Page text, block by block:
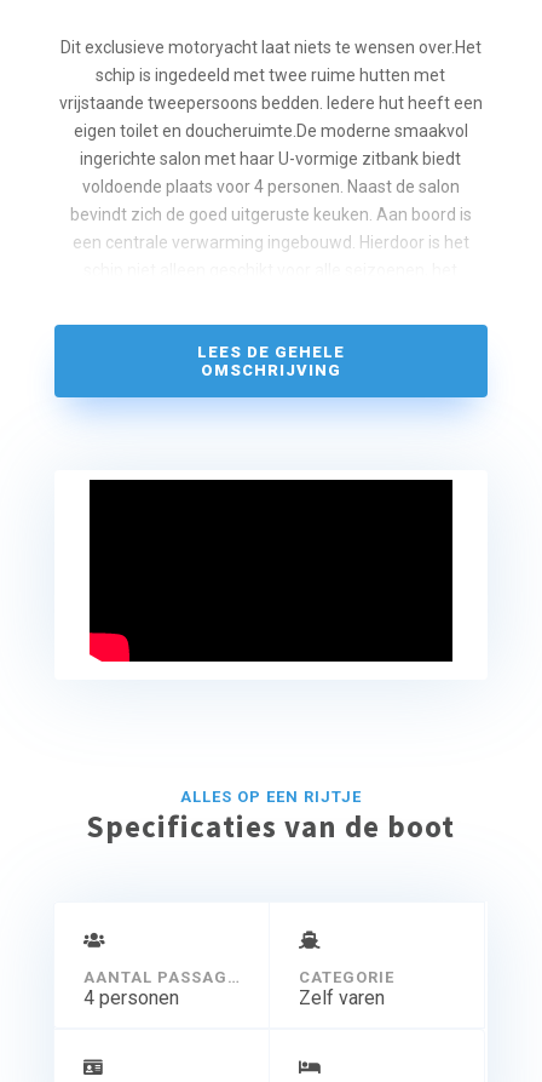
Dit exclusieve motoryacht laat niets te wensen over.Het
schip is ingedeeld met twee ruime hutten met
vrijstaande tweepersoons bedden. Iedere hut heeft een
eigen toilet en doucheruimte.De moderne smaakvol
ingerichte salon met haar U-vormige zitbank biedt
voldoende plaats voor 4 personen. Naast de salon
bevindt zich de goed uitgeruste keuken. Aan boord is
een centrale verwarming ingebouwd. Hierdoor is het
ruime achterdek met stuurstand wordt in het geheel
afgesloten door de cabriokap. Tijdens de zonnige dagen
is het hierdoor heerlijk vertoeven in de schaduwrijke
LEES DE GEHELE
OMSCHRIJVING
ALLES OP EEN RIJTJE
Specificaties van de boot
AANTAL PASSAGIERS
4 personen
CATEGORIE
Zelf varen